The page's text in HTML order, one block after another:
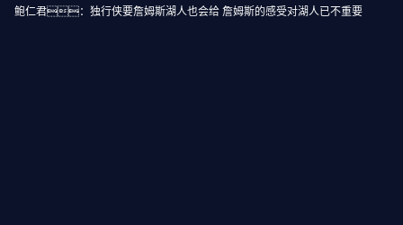
鲍仁君：独行侠要詹姆斯湖人也会给 詹姆斯的感受对湖人已不重要